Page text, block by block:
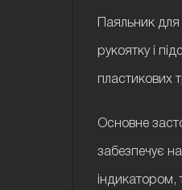
Паяльник
рукоятку і
пластикових
Основне
забезпечує
індикатором,